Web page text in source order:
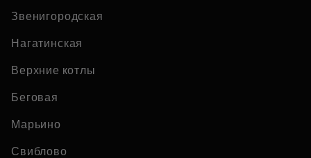
Звенигородская
Нагатинская
Верхние котлы
Беговая
Марьино
Свиблово